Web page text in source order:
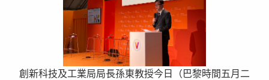
創新科技及工業局局長孫東教授今日（巴黎時間五月二